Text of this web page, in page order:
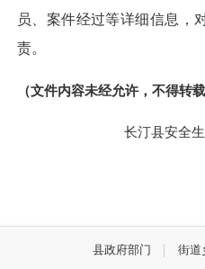
员、案件经过等详细信息，
责。
（文件内容未经允许，不得转载
长汀县安全生
县政府部门 街道